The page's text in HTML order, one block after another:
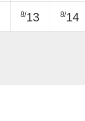
8/13 8/14